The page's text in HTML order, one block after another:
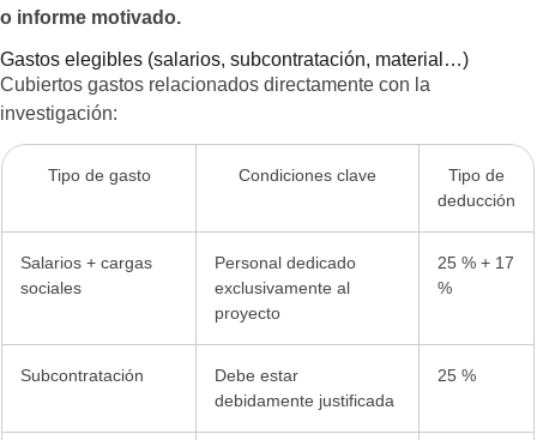
o informe motivado.
Gastos elegibles (salarios, subcontratación, material…)
Cubiertos gastos relacionados directamente con la
investigación:
Tipo de gasto Condiciones clave
Tipo de
deducción
Salarios + cargas
sociales
Personal dedicado
exclusivamente al
proyecto
25 % + 17
%
Subcontratación
Debe estar
debidamente justificada
25 %